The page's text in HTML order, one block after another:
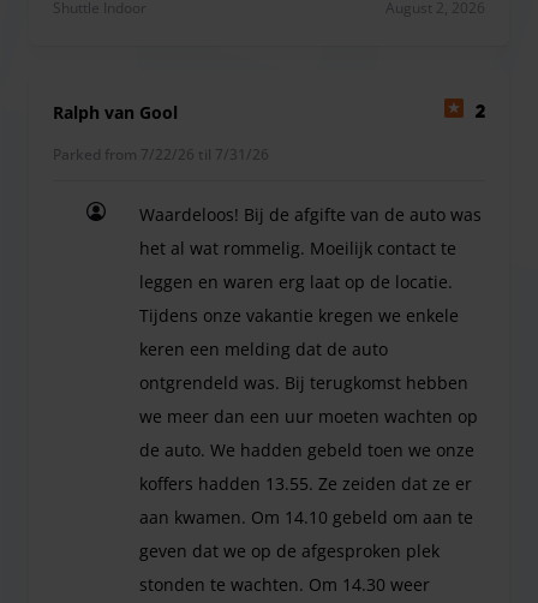
Shuttle Indoor August 2, 2026
Ralph van Gool 2
Parked from 7/22/26 til 7/31/26
Waardeloos! Bij de afgifte van de auto was
het al wat rommelig. Moeilijk contact te
leggen en waren erg laat op de locatie.
Tijdens onze vakantie kregen we enkele
keren een melding dat de auto
ontgrendeld was. Bij terugkomst hebben
we meer dan een uur moeten wachten op
de auto. We hadden gebeld toen we onze
koffers hadden 13.55. Ze zeiden dat ze er
aan kwamen. Om 14.10 gebeld om aan te
geven dat we op de afgesproken plek
stonden te wachten. Om 14.30 weer